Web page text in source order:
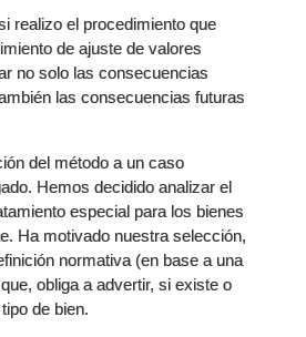
realizo el procedimiento que
de ajuste de valores
no solo las consecuencias
las consecuencias futuras
del método a un caso
Hemos decidido analizar el
especial para los bienes
Ha motivado nuestra selección,
normativa (en base a una
obliga a advertir, si existe o
de bien.